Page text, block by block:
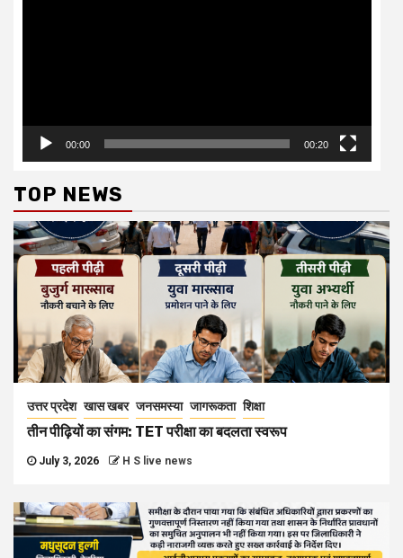
00:00 00:20
TOP NEWS
उत्तर प्रदेश खास खबर जनसमस्या जागरूकता शिक्षा
तीन पीढ़ियों का संगम: TET परीक्षा का बदलता स्वरूप
July 3, 2026 H S live news